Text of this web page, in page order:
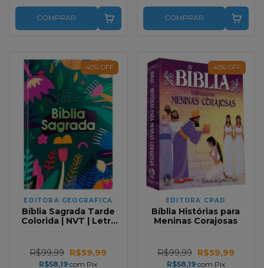
COMPRAR COMPRAR
40% OFF
EDITORA GEOGRAFICA
Bíblia Sagrada Tarde
Colorida | NVT | Letra
R$99,99 R$59,99
R$58,19com Pix
40% OFF
EDITORA CPAD
Bíblia Histórias para
Meninas Corajosas
R$99,99 R$59,99
R$58,19 com Pix